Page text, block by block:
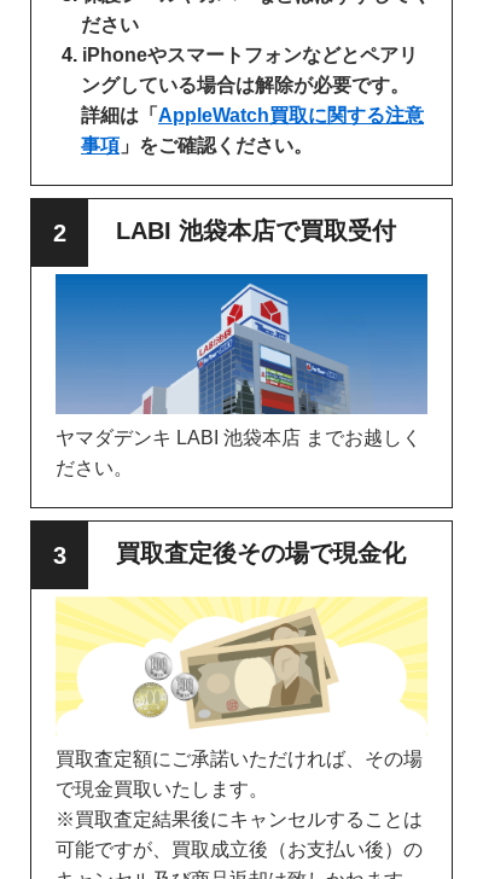
ださい
iPhoneやスマートフォンなどとペアリ
ングしている場合は解除が必要です。
詳細は「 AppleWatch買取に関する注意
事項 」をご確認ください。
LABI 池袋本店で買取受付
ヤマダデンキ LABI 池袋本店 までお越しく
ださい。
買取査定後その場で現金化
買取査定額にご承諾いただければ、その場
で現金買取いたします。
※買取査定結果後にキャンセルすることは
可能ですが、買取成立後（お支払い後）の